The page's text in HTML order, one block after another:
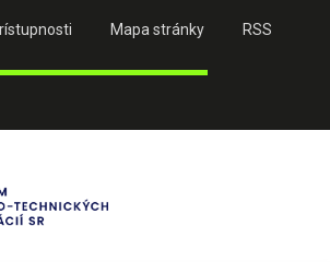
Mapa stránky RSS